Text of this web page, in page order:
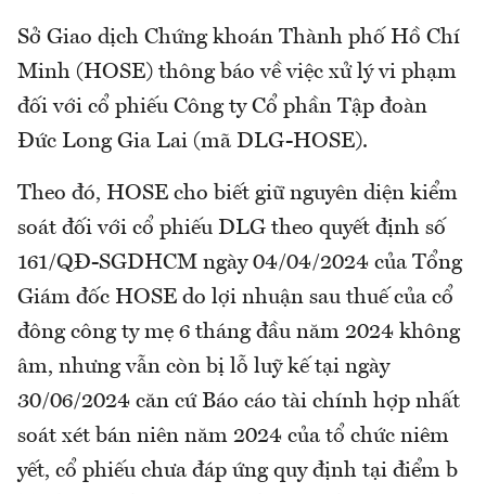
Sở Giao dịch Chứng khoán Thành phố Hồ Chí
Minh (HOSE) thông báo về việc xử lý vi phạm
đối với cổ phiếu Công ty Cổ phần Tập đoàn
Đức Long Gia Lai (mã DLG-HOSE).
Theo đó, HOSE cho biết giữ nguyên diện kiểm
soát đối với cổ phiếu DLG theo quyết định số
161/QĐ-SGDHCM ngày 04/04/2024 của Tổng
Giám đốc HOSE do lợi nhuận sau thuế của cổ
đông công ty mẹ 6 tháng đầu năm 2024 không
âm, nhưng vẫn còn bị lỗ luỹ kế tại ngày
30/06/2024 căn cứ Báo cáo tài chính hợp nhất
soát xét bán niên năm 2024 của tổ chức niêm
yết, cổ phiếu chưa đáp ứng quy định tại điểm b